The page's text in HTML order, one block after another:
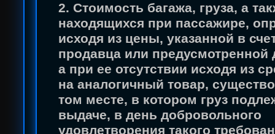
2. Стоимость багажа, груза, а
находящихся при пассажире,
исходя из цены, указанной в
продавца или предусмотренной
а при ее отсутствии исходя из
на аналогичный товар,
том месте, в котором груз
выдаче, в день добровольного
удовлетворения такого